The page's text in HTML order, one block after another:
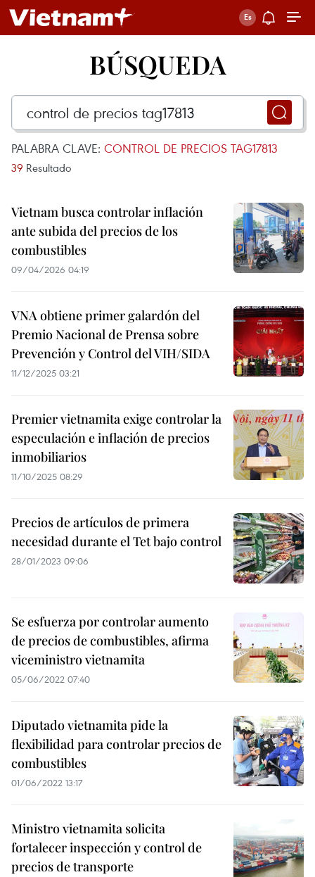
BÚSQUEDA
PALABRA CLAVE: CONTROL DE PRECIOS TAG17813
39 Resultado
Vietnam busca controlar inflación
ante subida del precios de los
combustibles
09/04/2026 04:19
VNA obtiene primer galardón del
Premio Nacional de Prensa sobre
Prevención y Control del VIH/SIDA
11/12/2025 03:21
Premier vietnamita exige controlar la
especulación e inflación de precios
inmobiliarios
11/10/2025 08:29
Precios de artículos de primera
necesidad durante el Tet bajo control
28/01/2023 09:06
Se esfuerza por controlar aumento
de precios de combustibles, afirma
viceministro vietnamita
05/06/2022 07:40
Diputado vietnamita pide la
flexibilidad para controlar precios de
combustibles
01/06/2022 13:17
Ministro vietnamita solicita
fortalecer inspección y control de
precios de transporte